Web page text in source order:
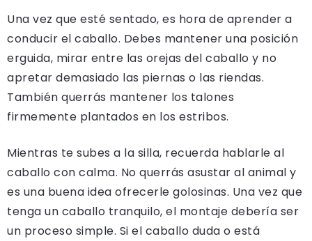
Una vez que esté sentado, es hora de aprender a
conducir el caballo. Debes mantener una posición
erguida, mirar entre las orejas del caballo y no
apretar demasiado las piernas o las riendas.
También querrás mantener los talones
firmemente plantados en los estribos.
Mientras te subes a la silla, recuerda hablarle al
caballo con calma. No querrás asustar al animal y
es una buena idea ofrecerle golosinas. Una vez que
tenga un caballo tranquilo, el montaje debería ser
un proceso simple. Si el caballo duda o está